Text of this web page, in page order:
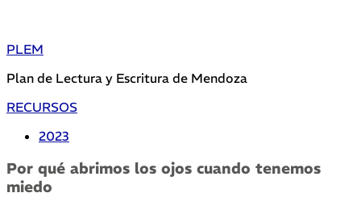
PLEM
Plan de Lectura y Escritura de Mendoza
RECURSOS
2023
Por qué abrimos los ojos cuando tenemos
miedo